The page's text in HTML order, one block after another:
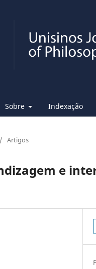
Sobre Indexação
/ Artigos
e